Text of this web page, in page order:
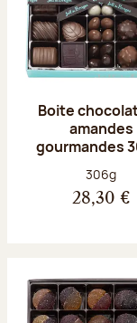
Boite
amandes
gourmandes
Poids net :
306g
28,30 €